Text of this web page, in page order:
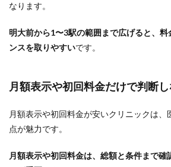
なります。
明大前から1〜3駅の範囲まで広げると、料
ンスを取りやすいです。
月額表示や初回料金だけで判断
月額表示や初回料金が安いクリニックは、
点が魅力です。
月額表示や初回料金は、総額と条件まで確